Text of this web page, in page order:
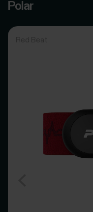
Polar